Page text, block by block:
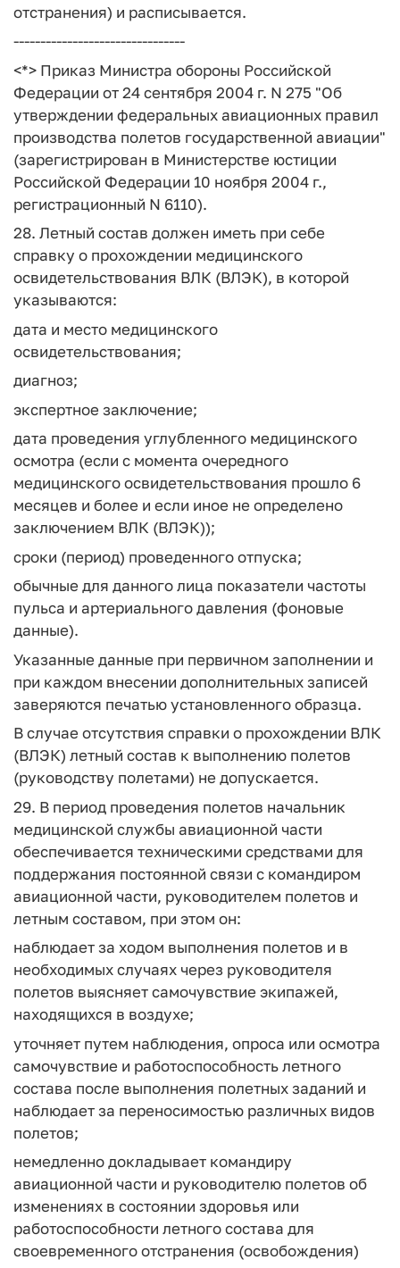
отстранения) и расписывается.
--------------------------------
<*> Приказ Министра обороны Российской
Федерации от 24 сентября 2004 г. N 275 "Об
утверждении федеральных авиационных правил
производства полетов государственной авиации"
(зарегистрирован в Министерстве юстиции
Российской Федерации 10 ноября 2004 г.,
регистрационный N 6110).
28. Летный состав должен иметь при себе
справку о прохождении медицинского
освидетельствования ВЛК (ВЛЭК), в которой
указываются:
дата и место медицинского
освидетельствования;
диагноз;
экспертное заключение;
дата проведения углубленного медицинского
осмотра (если с момента очередного
медицинского освидетельствования прошло 6
месяцев и более и если иное не определено
заключением ВЛК (ВЛЭК));
сроки (период) проведенного отпуска;
обычные для данного лица показатели частоты
пульса и артериального давления (фоновые
данные).
Указанные данные при первичном заполнении и
при каждом внесении дополнительных записей
заверяются печатью установленного образца.
В случае отсутствия справки о прохождении ВЛК
(ВЛЭК) летный состав к выполнению полетов
(руководству полетами) не допускается.
29. В период проведения полетов начальник
медицинской службы авиационной части
обеспечивается техническими средствами для
поддержания постоянной связи с командиром
авиационной части, руководителем полетов и
летным составом, при этом он:
наблюдает за ходом выполнения полетов и в
необходимых случаях через руководителя
полетов выясняет самочувствие экипажей,
находящихся в воздухе;
уточняет путем наблюдения, опроса или осмотра
самочувствие и работоспособность летного
состава после выполнения полетных заданий и
наблюдает за переносимостью различных видов
полетов;
немедленно докладывает командиру
авиационной части и руководителю полетов об
изменениях в состоянии здоровья или
работоспособности летного состава для
своевременного отстранения (освобождения)